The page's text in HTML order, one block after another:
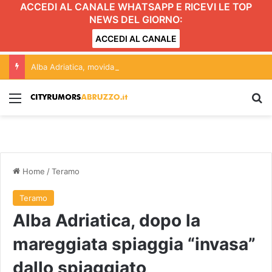
ACCEDI AL CANALE WHATSAPP E RICEVI LE TOP
NEWS DEL GIORNO:
ACCEDI AL CANALE
Menu
Home /Teramo
Teramo
Alba Adriatica, dopo la
mareggiata spiaggia “invasa”